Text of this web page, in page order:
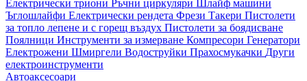
Електрически триони Ръчни циркуляри
Шлайф машини
Ъглошлайфи Електрически рендета Фрези Такери Пистолети
за топло лепене и с горещ въздух Пистолети за боядисване
Поялници Инструменти за измерване Компресори Генератори
Електрожени Шмиргели Водоструйки Прахосмукачки Други
електроинструменти
Автоаксесоари